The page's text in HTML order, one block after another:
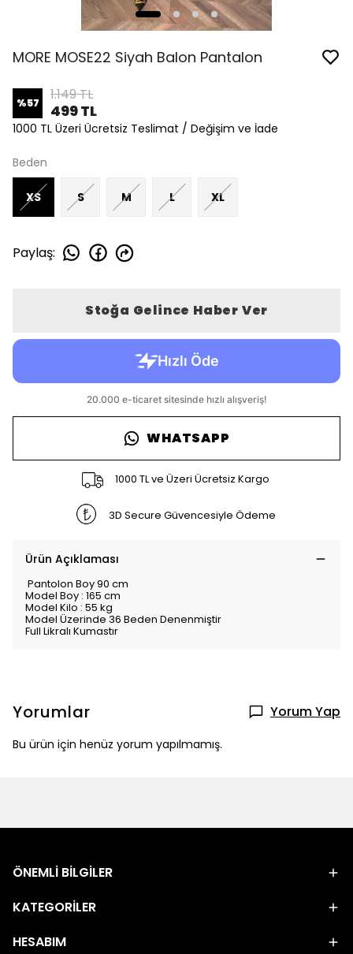
MORE MOSE22 Siyah Balon Pantalon
%57 1.149 TL
499 TL
1000 TL Üzeri Ücretsiz Teslimat / Değişim ve İade
Beden
XS S M L XL
Paylaş:
Stoğa Gelince Haber Ver
WHATSAPP
1000 TL ve Üzeri Ücretsiz Kargo
3D Secure Güvencesiyle Ödeme
Ürün Açıklaması
Pantolon Boy 90 cm
Model Boy : 165 cm
Model Kilo : 55 kg
Model Üzerinde 36 Beden Denenmiştir
Full Likralı Kumastır
Yorumlar Yorum Yap
Bu ürün için henüz yorum yapılmamış.
ÖNEMLİ BİLGİLER
KATEGORİLER
HESABIM